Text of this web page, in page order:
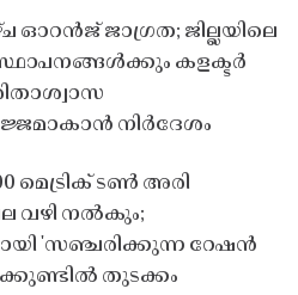
ജാഗ്രത; ജില്ലയിലെ
കളക്ടർ
നിർദേശം
മെട്രിക് ടൺ അരി
നൽകും;
'സഞ്ചരിക്കുന്ന റേഷൻ
തുടക്കം